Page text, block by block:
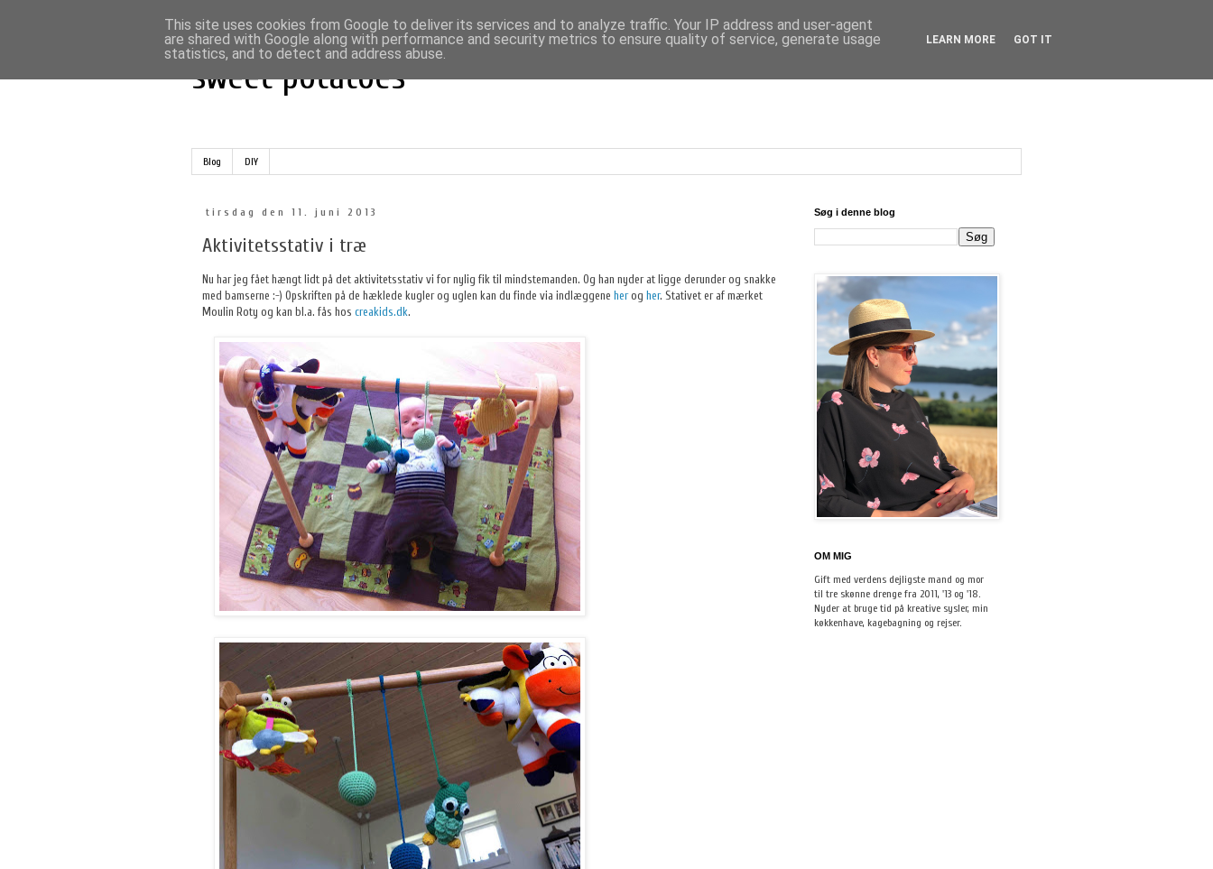
sweet potatoes
Blog DIY
tirsdag den 11. juni 2013
Aktivitetsstativ i træ
Nu har jeg fået hængt lidt på det aktivitetsstativ vi for nylig fik til mindstemanden. Og han nyder at ligge derunder og snakke
med bamserne :-) Opskriften på de hæklede kugler og uglen kan du finde via indlæggene herog her. Stativet er af mærket
Moulin Roty og kan bl.a. fås hos creakids.dk.
Søg i denne blog
OM MIG
Gift med verdens dejligste mand og mor
til tre skønne drenge fra 2011, '13 og '18.
Nyder at bruge tid på kreative sysler, min
køkkenhave, kagebagning og rejser.
This site uses cookies from Google to deliver its services and to analyze traffic. Your IP address and user-agent
are shared with Google along with performance and security metrics to ensure quality of service, generate usage
statistics, and to detect and address abuse.
LEARN MORE GOT IT